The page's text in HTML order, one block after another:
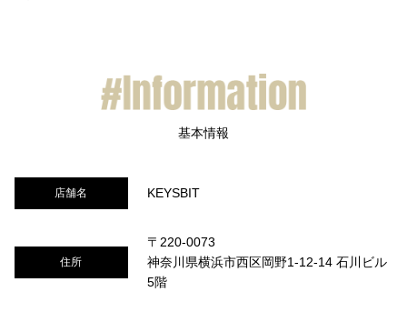
店舗名 KEYSBIT
住所
〒220-0073
神奈川県横浜市西区岡野1-12-14 石川ビル
5階